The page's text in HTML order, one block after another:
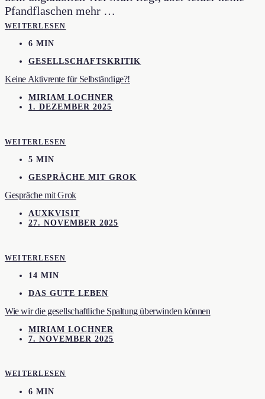
WEITERLESEN
6 MIN
GESELLSCHAFTSKRITIK
Keine Aktivrente für Selbständige?!
MIRIAM LOCHNER
1. DEZEMBER 2025
WEITERLESEN
5 MIN
GESPRÄCHE MIT GROK
Gespräche mit Grok
AUXKVISIT
27. NOVEMBER 2025
WEITERLESEN
14 MIN
DAS GUTE LEBEN
Wie wir die gesellschaftliche Spaltung überwinden können
MIRIAM LOCHNER
7. NOVEMBER 2025
WEITERLESEN
6 MIN